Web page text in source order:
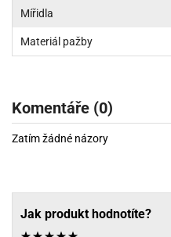
Mířidla
Materiál pažby
Komentáře (0)
Zatím žádné názory
Jak produkt hodnotíte?